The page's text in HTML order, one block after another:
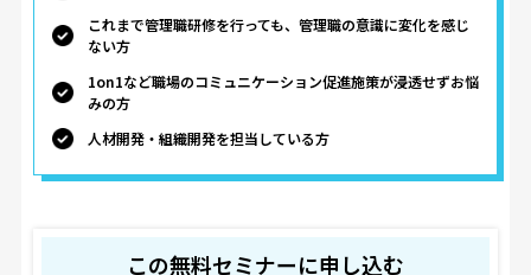
これまで管理職研修を行っても、管理職の意識に変化を感じ
ない方
1on1など職場のコミュニケーション促進施策が浸透せずお悩
みの方
人材開発・組織開発を担当している方
この無料セミナーに申し込む